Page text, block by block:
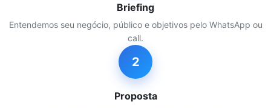
Briefing
Entendemos seu negócio, público e objetivos pelo WhatsApp ou
call.
2
Proposta